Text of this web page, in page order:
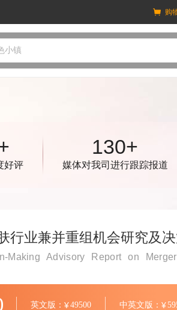
购
小镇
好评
130+
媒体对我司进行跟踪报道
行业兼并重组机会研究及
Making Advisory Report on
英文版： ¥49500 中英文版： ¥